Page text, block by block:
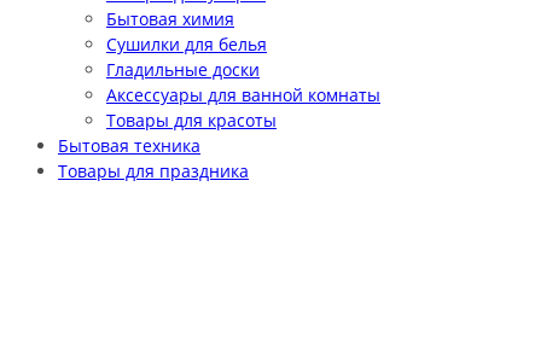
Бытовая химия
Сушилки для белья
Гладильные доски
Аксессуары для ванной комнаты
Товары для красоты
Бытовая техника
Товары для праздника